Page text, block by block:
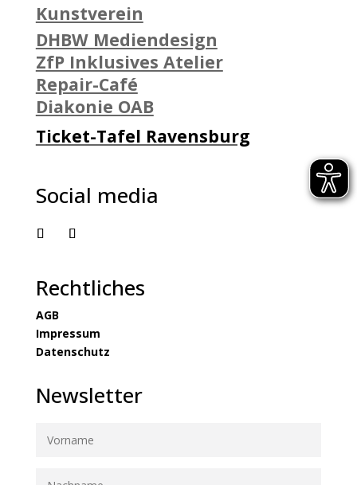
Kunstverein
DHBW Mediendesign
ZfP Inklusives Atelier
Repair-Café
Diakonie OAB
Ticket-Tafel Ravensburg
Social media
Rechtliches
AGB
Impressum
Datenschutz
Newsletter